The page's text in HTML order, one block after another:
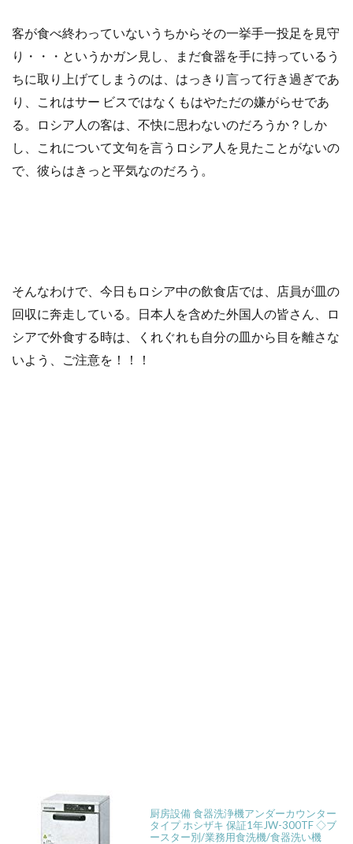
客が食べ終わっていないうちからその一挙手一投足を見守
り・・・というかガン見し、まだ食器を手に持っているう
ちに取り上げてしまうのは、はっきり言って行き過ぎであ
り、これはサー ビスではなくもはやただの嫌がらせであ
る。ロシア人の客は、不快に思わないのだろうか？しか
し、これについて文句を言うロシア人を見たことがないの
で、彼らはきっと平気なのだろう。
そんなわけで、今日もロシア中の飲食店では、店員が皿の
回収に奔走している。日本人を含めた外国人の皆さん、ロ
シアで外食する時は、くれぐれも自分の皿から目を離さな
いよう、ご注意を！！！
厨房設備 食器洗浄機アンダーカウンター
タイプ ホシザキ 保証1年JW-300TF ◇ブ
ースター別/業務用食洗機/食器洗い機